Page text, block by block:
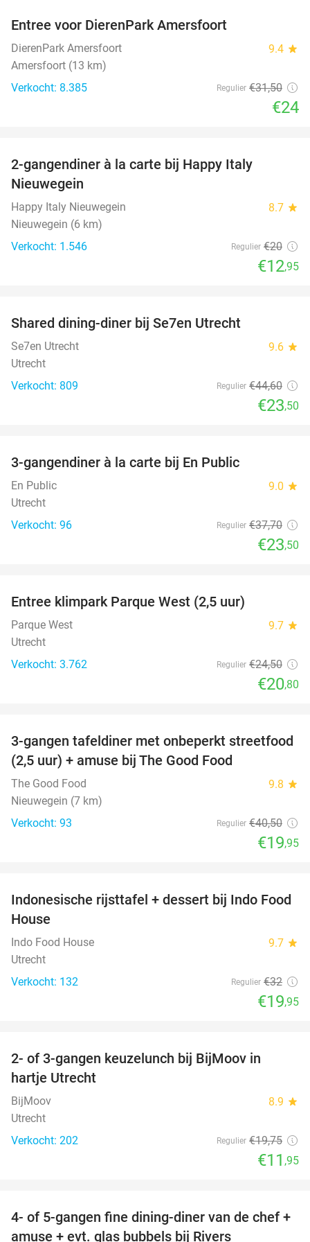
Entree voor DierenPark Amersfoort
DierenPark Amersfoort 9.4 star
Amersfoort (13 km)
Verkocht: 8.385
Regulier €31,50
€24
2-gangendiner à la carte bij Happy Italy
Nieuwegein
Happy Italy Nieuwegein 8.7 star
Nieuwegein (6 km)
Verkocht: 1.546
Regulier €20
€12,95
Shared dining-diner bij Se7en Utrecht
Se7en Utrecht 9.6 star
Utrecht
Verkocht: 809
Regulier €44,60
€23,50
3-gangendiner à la carte bij En Public
En Public 9.0 star
Utrecht
Verkocht: 96
Regulier €37,70
€23,50
Entree klimpark Parque West (2,5 uur)
Parque West 9.7 star
Utrecht
Verkocht: 3.762
Regulier €24,50
€20,80
51%
3-gangen tafeldiner met onbeperkt streetfood
(2,5 uur) + amuse bij The Good Food
The Good Food 9.8 star
Nieuwegein (7 km)
Verkocht: 93
Regulier €40,50
€19,95
38%
Indonesische rijsttafel + dessert bij Indo Food
House
Indo Food House 9.7 star
Utrecht
Verkocht: 132
Regulier €32
€19,95
2- of 3-gangen keuzelunch bij BijMoov in
hartje Utrecht
BijMoov 8.9 star
Utrecht
Verkocht: 202
Regulier €19,75
€11 ,95
30%
4- of 5-gangen fine dining-diner van de chef +
amuse + evt. glas bubbels bij Rivers